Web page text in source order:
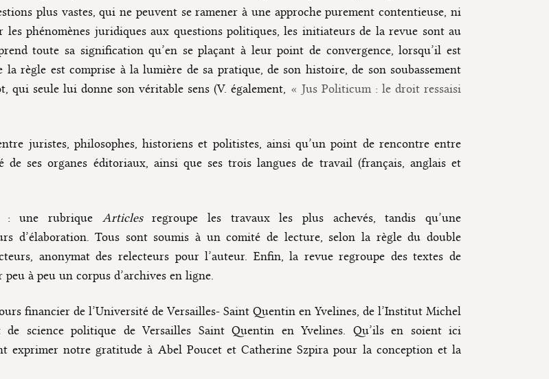
plus vastes, qui ne peuvent se ramener à une approche purement contentieuse, ni
les phénomènes juridiques aux questions politiques, les initiateurs de la revue sont au
toute sa signification qu’en se plaçant à leur point de convergence, lorsqu’il est
règle est comprise à la lumière de sa pratique, de son histoire, de son soubassement
seule lui donne son véritable sens (V. également, « Jus Politicum : le droit ressaisi
juristes, philosophes, historiens et politistes, ainsi qu’un point de rencontre entre
ses organes éditoriaux, ainsi que ses trois langues de travail (français, anglais et
: une rubrique Articlesregroupe les travaux les plus achevés, tandis qu’une
d’élaboration. Tous sont soumis à un comité de lecture, selon la règle du double
anonymat des relecteurs pour l’auteur. Enfin, la revue regroupe des textes de
à peu un corpus d’archives en ligne.
financier de l’Université de Versailles- Saint Quentin en Yvelines, de l’Institut Michel
science politique de Versailles Saint Quentin en Yvelines. Qu’ils en soient ici
exprimer notre gratitude à Abel Poucet et Catherine Szpira pour la conception et la